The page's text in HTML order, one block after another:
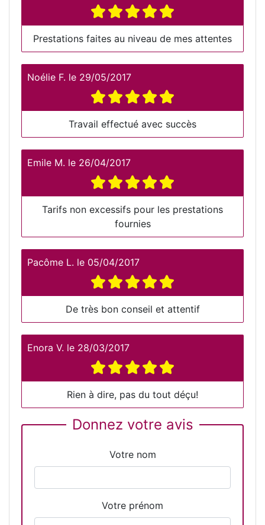
Prestations faites au niveau de mes attentes
Noélie F. le 29/05/2017
Travail effectué avec succès
Emile M. le 26/04/2017
Tarifs non excessifs pour les prestations
fournies
Pacôme L. le 05/04/2017
De très bon conseil et attentif
Enora V. le 28/03/2017
Rien à dire, pas du tout déçu!
Donnez votre avis
Votre nom
Votre prénom